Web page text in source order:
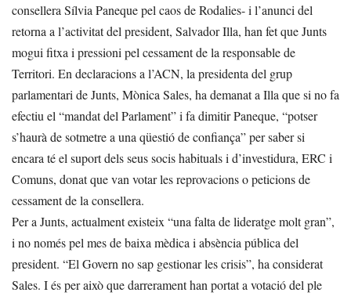
consellera Sílvia Paneque pel caos de Rodalies- i l’anunci del
retorna a l’activitat del president, Salvador Illa, han fet que Junts
mogui fitxa i pressioni pel cessament de la responsable de
Territori. En declaracions a l’ACN, la presidenta del grup
parlamentari de Junts, Mònica Sales, ha demanat a Illa que si no fa
efectiu el “mandat del Parlament” i fa dimitir Paneque, “potser
s’haurà de sotmetre a una qüestió de confiança” per saber si
encara té el suport dels seus socis habituals i d’investidura, ERC i
Comuns, donat que van votar les reprovacions o peticions de
cessament de la consellera.
Per a Junts, actualment existeix “una falta de lideratge molt gran”,
i no només pel mes de baixa mèdica i absència pública del
president. “El Govern no sap gestionar les crisis”, ha considerat
Sales. I és per això que darrerament han portat a votació del ple